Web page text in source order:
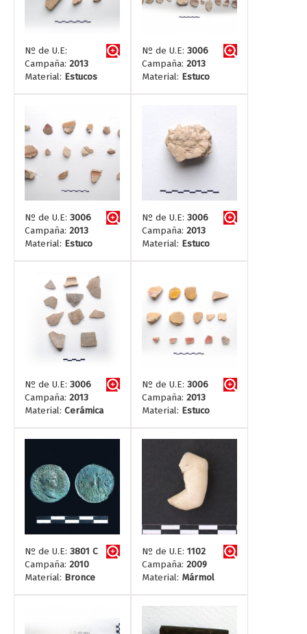
Nº de U.E:
Campaña: 2013
Material: Estucos
Nº de U.E: 3006
Campaña: 2013
Material: Estuco
Nº de U.E: 3006
Campaña: 2013
Material: Estuco
Nº de U.E: 3006
Campaña: 2013
Material: Estuco
Nº de U.E: 3006
Campaña: 2013
Material: Cerámica
Nº de U.E: 3006
Campaña: 2013
Material: Estuco
Nº de U.E: 3801 C
Campaña: 2010
Material: Bronce
Nº de U.E: 1102
Campaña: 2009
Material: Mármol